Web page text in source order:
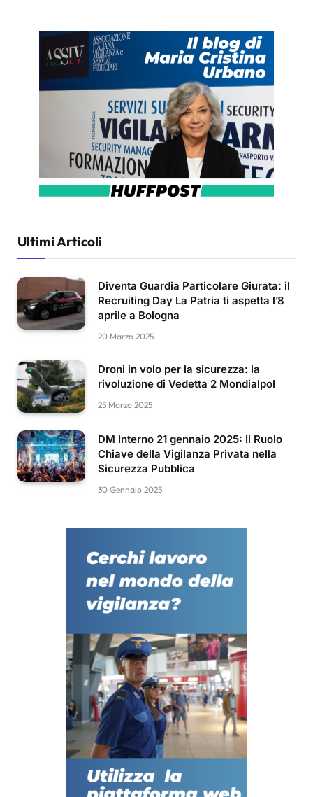
Ultimi Articoli
Diventa Guardia Particolare Giurata: il
Recruiting Day La Patria ti aspetta l’8
aprile a Bologna
20 Marzo 2025
Droni in volo per la sicurezza: la
rivoluzione di Vedetta 2 Mondialpol
25 Marzo 2025
DM Interno 21 gennaio 2025: Il Ruolo
Chiave della Vigilanza Privata nella
Sicurezza Pubblica
30 Gennaio 2025